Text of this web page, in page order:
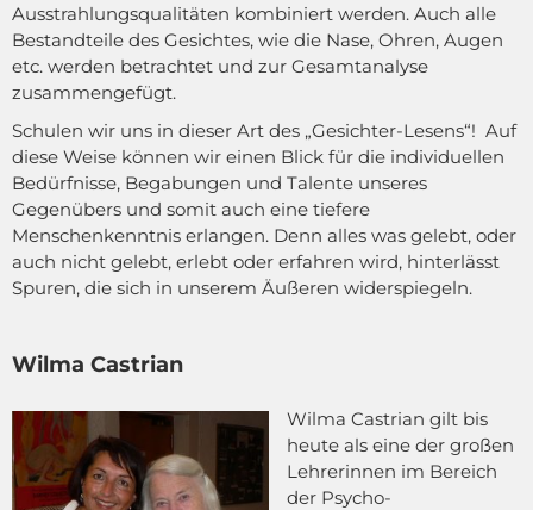
Ausstrahlungsqualitäten kombiniert werden. Auch alle
Bestandteile des Gesichtes, wie die Nase, Ohren, Augen
etc. werden betrachtet und zur Gesamtanalyse
zusammengefügt.
Schulen wir uns in dieser Art des „Gesichter-Lesens“! Auf
diese Weise können wir einen Blick für die individuellen
Bedürfnisse, Begabungen und Talente unseres
Gegenübers und somit auch eine tiefere
Menschenkenntnis erlangen. Denn alles was gelebt, oder
auch nicht gelebt, erlebt oder erfahren wird, hinterlässt
Spuren, die sich in unserem Äußeren widerspiegeln.
Wilma Castrian
Wilma Castrian gilt bis
heute als eine der großen
Lehrerinnen im Bereich
der Psycho-